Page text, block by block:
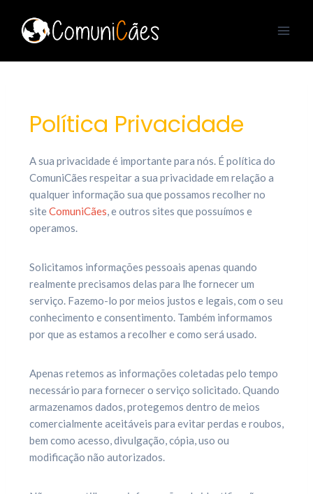
Política Privacidade
A sua privacidade é importante para nós. É política do
ComuniCães respeitar a sua privacidade em relação a
qualquer informação sua que possamos recolher no
siteComuniCães, e outros sites que possuímos e
operamos.
Solicitamos informações pessoais apenas quando
realmente precisamos delas para lhe fornecer um
serviço. Fazemo-lo por meios justos e legais, com o seu
conhecimento e consentimento. Também informamos
por que as estamos a recolher e como será usado.
Apenas retemos as informações coletadas pelo tempo
necessário para fornecer o serviço solicitado. Quando
armazenamos dados, protegemos dentro de meios
comercialmente aceitáveis para evitar perdas e roubos,
bem como acesso, divulgação, cópia, uso ou
modificação não autorizados.